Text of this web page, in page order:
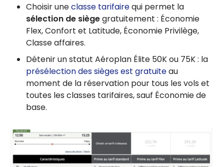
Choisir uneclasse tarifairequi permet la
sélection de siègegratuitement : Économie
Flex, Confort et Latitude, Économie Privilège,
Classe affaires.
Détenir un statut Aéroplan Élite 50K ou 75K : la
présélection des sièges est gratuiteau
moment de la réservation pour tous les vols et
toutes les classes tarifaires, sauf Économie de
base.